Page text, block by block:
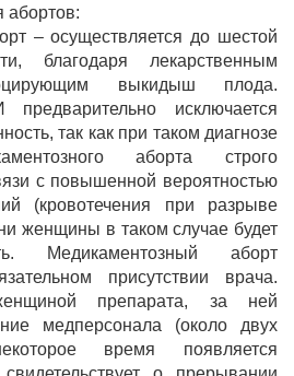
абортов:
– осуществляется до шестой
благодаря лекарственным
выкидыш плода.
исключается
так как при таком диагнозе
аборта строго
с повышенной вероятностью
(кровотечения при разрыве
женщины в таком случае будет
Медикаментозный аборт
присутствии врача.
препарата, за ней
медперсонала (около двух
время появляется